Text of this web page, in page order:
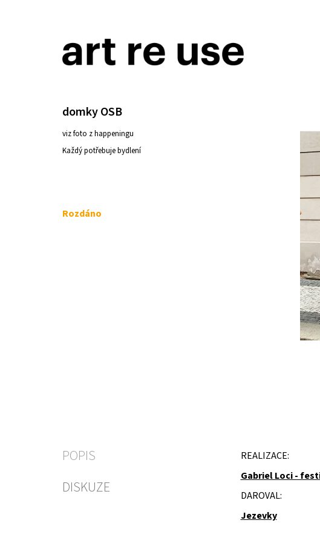
domky OSB
viz foto z happeningu
Každý potřebuje bydlení
Měrná
Rozdáno
POPIS
DISKUZE
REALIZACE:
Gabriel Loci -
DAROVAL:
Jezevky
NÁSTĚNÁ